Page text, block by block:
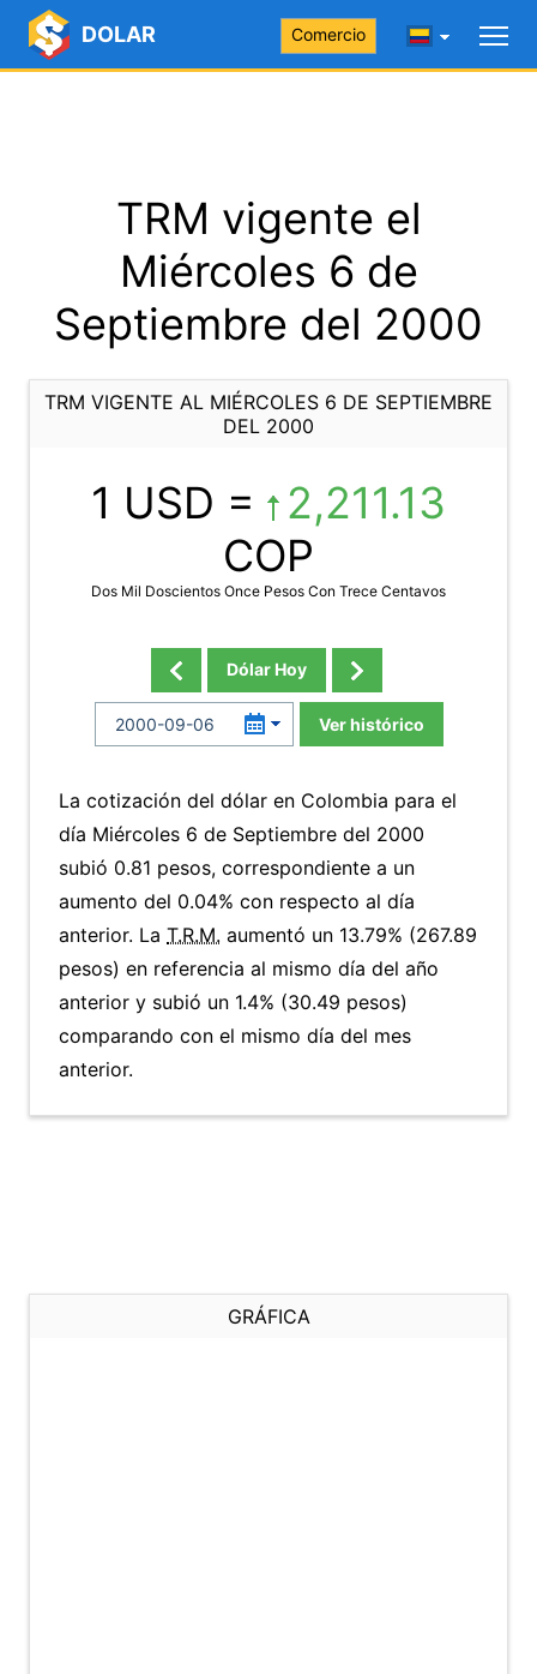
DOLAR Comercio
TRM vigente el
Miércoles 6 de
Septiembre del 2000
TRM VIGENTE AL MIÉRCOLES 6 DE SEPTIEMBRE
DEL 2000
1 USD =
2,211.13
COP
Dos Mil Doscientos Once Pesos Con Trece Centavos
Dólar Hoy
Ver histórico
La cotización del dólar en Colombia para el
día Miércoles 6 de Septiembre del 2000
subió 0.81 pesos, correspondiente a un
aumento del 0.04% con respecto al día
anterior. La T.R.M. aumentó un 13.79% (267.89
pesos) en referencia al mismo día del año
anterior y subió un 1.4% (30.49 pesos)
comparando con el mismo día del mes
anterior.
GRÁFICA